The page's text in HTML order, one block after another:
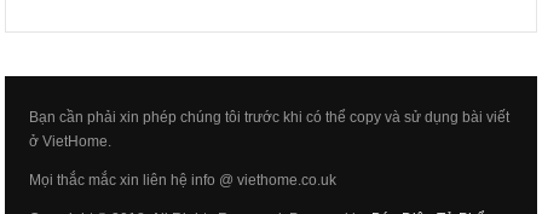
Bạn cần phải xin phép chúng tôi trước khi có thể copy và sử dụng bài viết
ở VietHome.
Mọi thắc mắc xin liên hệ info @ viethome.co.uk